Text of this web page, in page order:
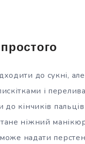
до сукні,
і
до кінчиків
ніжний
надати